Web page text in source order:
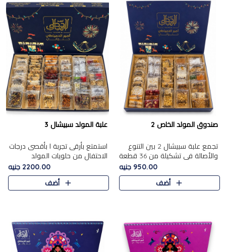
صندوق المولد الخاص 2
تجمع علبة سبيشال 2 بين التنوع
والأصالة في تشكيلة من 36 قطعة
تضم أشهر حلويات المولد الشرقية.
تحتوي العلبة على الجزرية بالفول،
والجزرية بالبن..
950.00 جنيه
أضف
علبة المولد سبيشال 3
استمتع بأرقى تجربة ا بأقصى درجات
الاحتفال من حلويات المولد
المصريه الأصيلة مع هذه الفخامة
مع علبة سبيشال 3 التي تضم 56
قطعة من تشكيلة استثن..
2200.00 جنيه
أضف